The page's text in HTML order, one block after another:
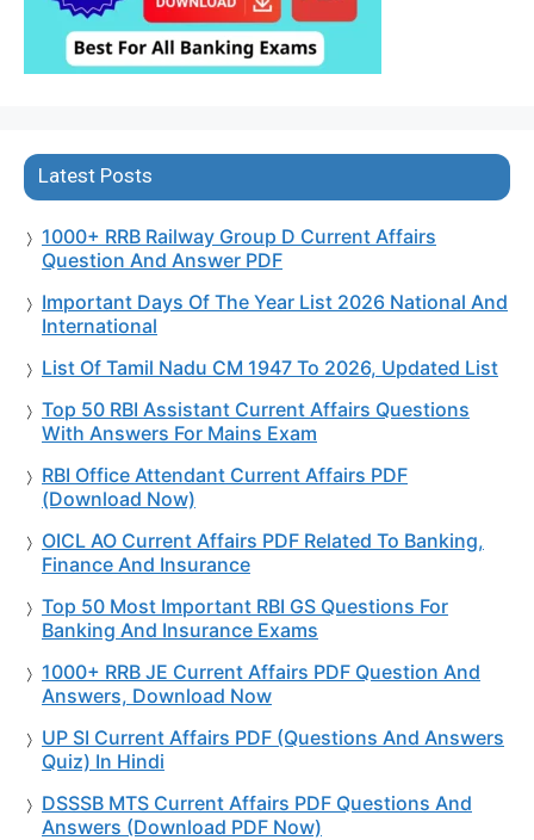
Latest Posts
1000+ RRB Railway Group D Current Affairs
Question And Answer PDF
Important Days Of The Year List 2026 National And
International
List Of Tamil Nadu CM 1947 To 2026, Updated List
Top 50 RBI Assistant Current Affairs Questions
With Answers For Mains Exam
RBI Office Attendant Current Affairs PDF
(Download Now)
OICL AO Current Affairs PDF Related To Banking,
Finance And Insurance
Top 50 Most Important RBI GS Questions For
Banking And Insurance Exams
1000+ RRB JE Current Affairs PDF Question And
Answers, Download Now
UP SI Current Affairs PDF (Questions And Answers
Quiz) In Hindi
DSSSB MTS Current Affairs PDF Questions And
Answers (Download PDF Now)